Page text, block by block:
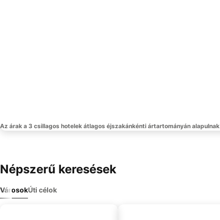
Az árak a 3 csillagos hotelek átlagos éjszakánkénti ártartományán
Népszerű keresések
VárosokÚti célok